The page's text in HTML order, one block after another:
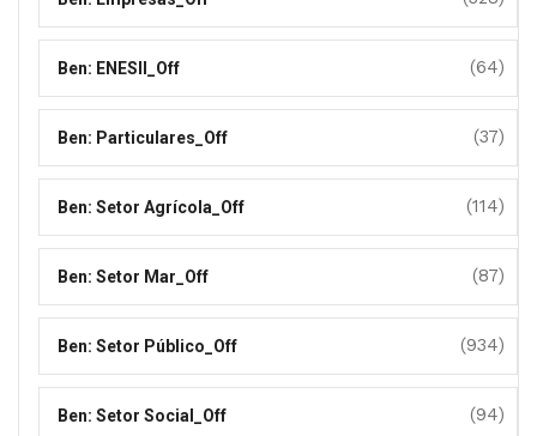
Ben: ENESII_Off (64)
Ben: Particulares_Off (37)
Ben: Setor Agrícola_Off (114)
Ben: Setor Mar_Off (87)
Ben: Setor Público_Off (934)
Ben: Setor Social_Off (94)